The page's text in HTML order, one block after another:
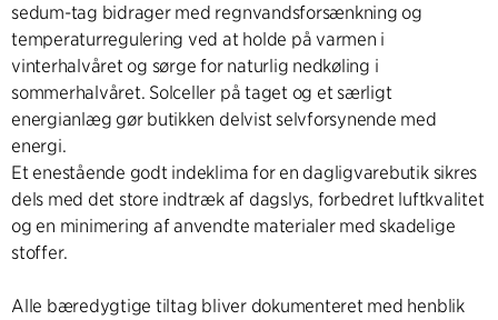
sedum-tag bidrager med regnvandsforsænkning og
temperaturregulering ved at holde på varmen i
vinterhalvåret og sørge for naturlig nedkøling i
sommerhalvåret. Solceller på taget og et særligt
energianlæg gør butikken delvist selvforsynende med
energi.
Et enestående godt indeklima for en dagligvarebutik sikres
dels med det store indtræk af dagslys, forbedret luftkvalitet
og en minimering af anvendte materialer med skadelige
stoffer.
Alle bæredygtige tiltag bliver dokumenteret med henblik